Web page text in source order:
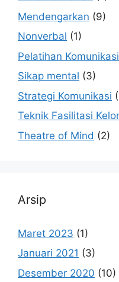
Mendengarkan (9)
Nonverbal (1)
Pelatihan Komunikasi
Sikap mental (3)
Strategi Komunikasi
Teknik Fasilitasi
Theatre of Mind (2)
Arsip
Maret 2023 (1)
Januari 2021 (3)
Desember 2020 (10)